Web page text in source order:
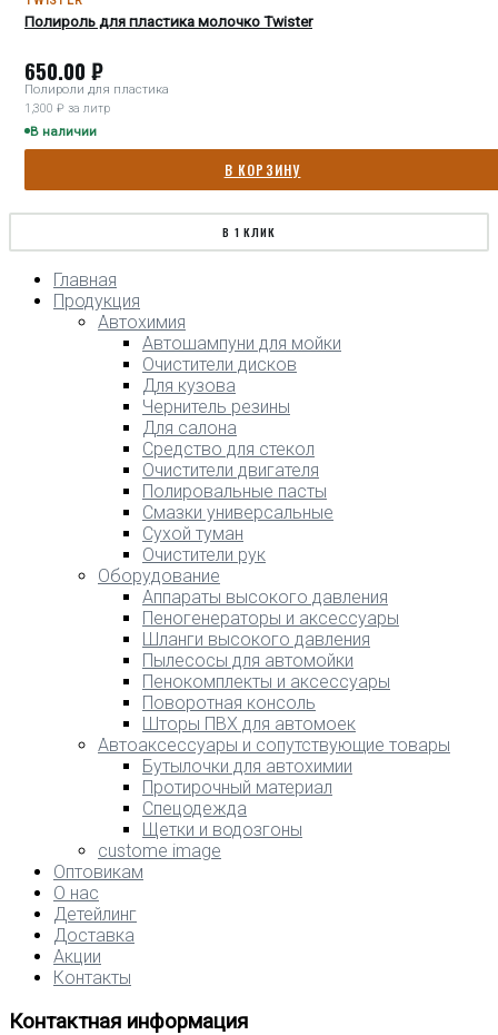
Полироль для пластика молочко Twister
650.00 ₽
Полироли для пластика
1,300 ₽ за литр
В наличии
В КОРЗИНУ
В 1 КЛИК
Главная
Продукция
Автохимия
Автошампуни для мойки
Очистители дисков
Для кузова
Чернитель резины
Для салона
Средство для стекол
Очистители двигателя
Полировальные пасты
Смазки универсальные
Сухой туман
Очистители рук
Оборудование
Аппараты высокого давления
Пеногенераторы и аксессуары
Шланги высокого давления
Пылесосы для автомойки
Пенокомплекты и аксессуары
Поворотная консоль
Шторы ПВХ для автомоек
Автоаксессуары и сопутствующие товары
Бутылочки для автохимии
Протирочный материал
Спецодежда
Щетки и водозгоны
custome image
Оптовикам
О нас
Детейлинг
Доставка
Акции
Контакты
Контактная информация